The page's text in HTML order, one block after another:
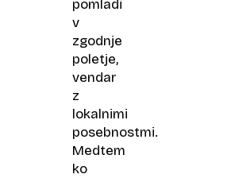
pomladi
v
zgodnje
poletje,
vendar
z
lokalnimi
posebnostmi.
Medtem
ko